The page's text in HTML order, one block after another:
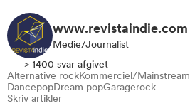
www.revistaindie.com
Medie/journalist
> 1400 svar afgivet
Alternative rockKommerciel/Mainstream
DancepopDream popGaragerock
Skriv artikler